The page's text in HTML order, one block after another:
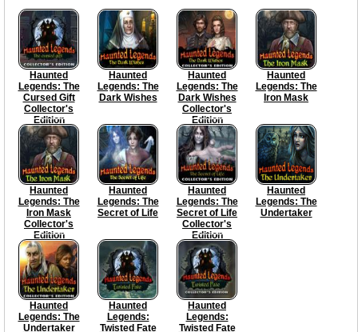
Haunted
Legends: The
Cursed Gift
Collector's
Edition
Haunted
Legends: The
Dark Wishes
Haunted
Legends: The
Dark Wishes
Collector's
Edition
Haunted
Legends: The
Iron Mask
Haunted
Legends: The
Iron Mask
Collector's
Edition
Haunted
Legends: The
Secret of Life
Haunted
Legends: The
Secret of Life
Collector's
Edition
Haunted
Legends: The
Undertaker
Haunted
Legends: The
Undertaker
Haunted
Legends:
Twisted Fate
Haunted
Legends:
Twisted Fate